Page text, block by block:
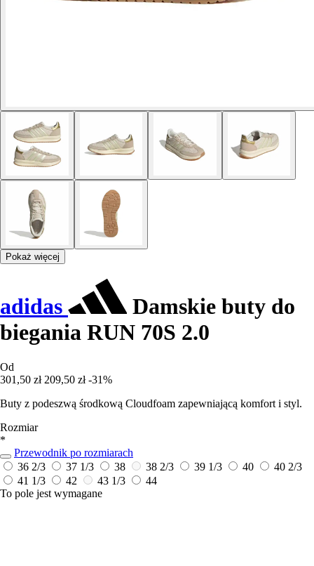
Pokaż więcej
adidas
Damskie buty do
biegania RUN 70S 2.0
Od
301,50 zł 209,50 zł -31%
Buty z podeszwą środkową Cloudfoam zapewniającą komfort i styl.
Rozmiar
*
Przewodnik po rozmiarach
36 2/3
37 1/3 38 38 2/3 39 1/3 40
40 2/3
41 1/3
42 43 1/3
44
To pole jest wymagane